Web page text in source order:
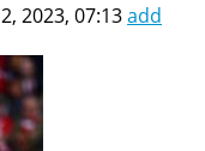
2023, 07:13add